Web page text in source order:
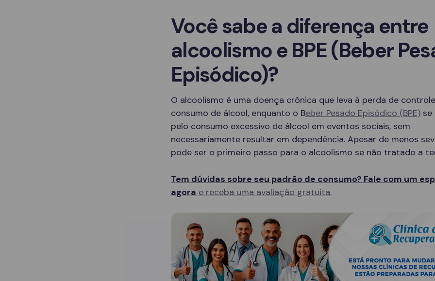
Você sabe a diferença entre
alcoolismo e BPE (Beber
Episódico)?
O alcoolismo é uma doença crônica que leva à perda de
consumo de álcool, enquanto o Beber Pesado Episódico (BPE) se
pelo consumo excessivo de álcool em eventos sociais, sem
necessariamente resultar em dependência. Apesar de menos
pode ser o primeiro passo para o alcoolismo se não tratado a
Tem dúvidas sobre seu padrão de consumo? Fale com um
agora e receba uma avaliação gratuita.